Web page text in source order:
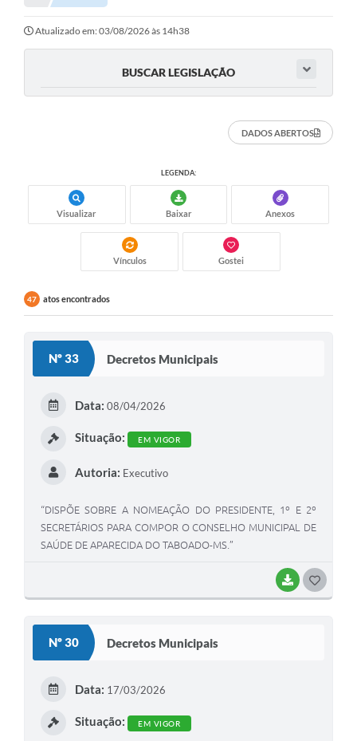
Atualizado em: 03/08/2026 às 14h38
BUSCAR LEGISLAÇÃO
DADOS ABERTOS
LEGENDA:
Visualizar Baixar Anexos
Vínculos Gostei
47 atos encontrados
Nº 33 Decretos Municipais
BAIXAR
Data: 08/04/2026
Situação: EM VIGOR
Autoria: Executivo
“DISPÕE SOBRE A NOMEAÇÃO DO PRESIDENTE, 1º E 2º
SECRETÁRIOS PARA COMPOR O CONSELHO MUNICIPAL DE
SAÚDE DE APARECIDA DO TABOADO-MS.”
Nº 30 Decretos Municipais
Data: 17/03/2026
Situação: EM VIGOR